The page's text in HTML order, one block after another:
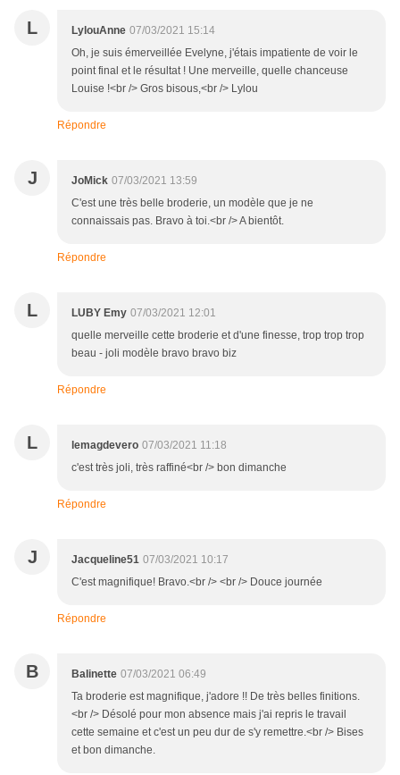
L LylouAnne 07/03/2021 15:14
Oh, je suis émerveillée Evelyne, j'étais impatiente de voir le
point final et le résultat ! Une merveille, quelle chanceuse
Louise !<br /> Gros bisous,<br /> Lylou
Répondre
J JoMick 07/03/2021 13:59
C'est une très belle broderie, un modèle que je ne
connaissais pas. Bravo à toi.<br /> A bientôt.
Répondre
L LUBY Emy 07/03/2021 12:01
quelle merveille cette broderie et d'une finesse, trop trop trop
beau - joli modèle bravo bravo biz
Répondre
L lemagdevero 07/03/2021 11:18
c'est très joli, très raffiné<br /> bon dimanche
Répondre
J Jacqueline51 07/03/2021 10:17
C'est magnifique! Bravo.<br /> <br /> Douce journée
Répondre
B Balinette 07/03/2021 06:49
Ta broderie est magnifique, j'adore !! De très belles finitions.
<br /> Désolé pour mon absence mais j'ai repris le travail
cette semaine et c'est un peu dur de s'y remettre.<br /> Bises
et bon dimanche.